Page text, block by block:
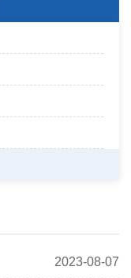
2023-08-07